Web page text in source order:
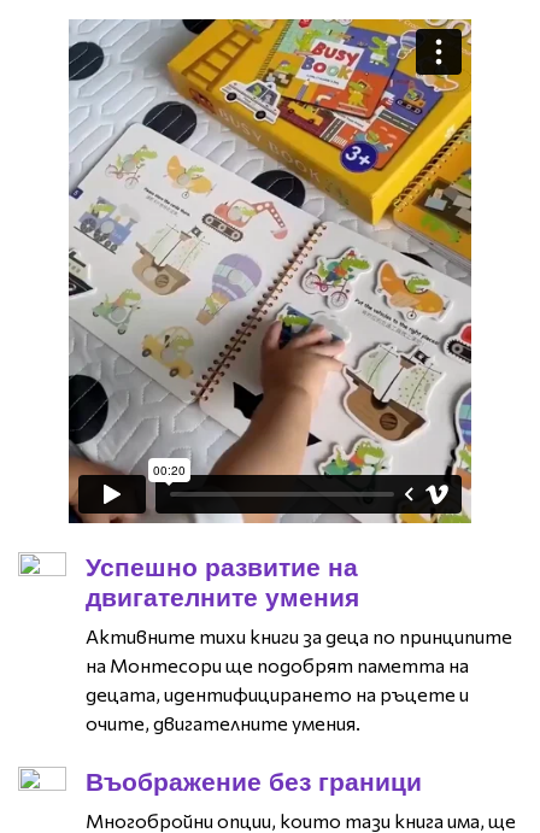
Успешно развитие на
двигателните умения
Активните тихи книги за деца по принципите
на Монтесори ще подобрят паметта на
децата, идентифицирането на ръцете и
очите, двигателните умения.
Въображение без граници
Многобройни опции, които тази книга има, ще